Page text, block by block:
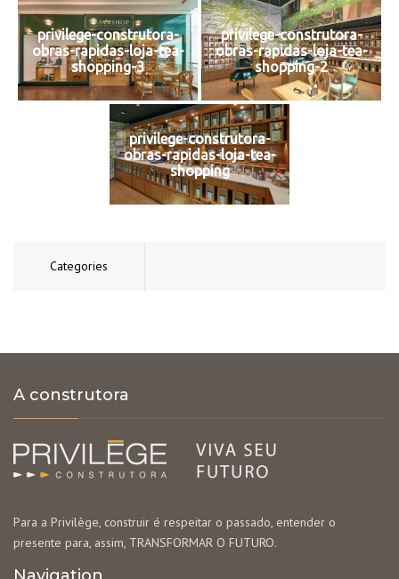
privilege-construtora-
obras-rapidas-loja-tea-
shopping-3
privilege-construtora-
obras-rapidas-loja-tea-
shopping-2
privilege-construtora-
obras-rapidas-loja-tea-
shopping
Categories
A construtora
Para a Privilège, construir é respeitar o passado, entender o
presente para, assim, TRANSFORMAR O FUTURO.